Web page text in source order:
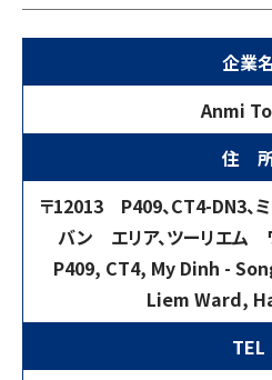
企業
Anmi
住
〒12013 P409、CT4-DN3、
バン エリア、ツーリエム
P409, CT4, My Dinh -
Liem Ward,
TEL